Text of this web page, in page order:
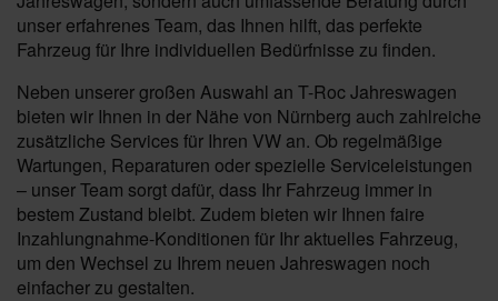
unser erfahrenes Team, das Ihnen hilft, das perfekte
Fahrzeug für Ihre individuellen Bedürfnisse zu finden.
Neben unserer großen Auswahl an T-Roc Jahreswagen
bieten wir Ihnen in der Nähe von Nürnberg auch zahlreiche
zusätzliche Services für Ihren VW an. Ob regelmäßige
Wartungen, Reparaturen oder spezielle Serviceleistungen
– unser Team sorgt dafür, dass Ihr Fahrzeug immer in
bestem Zustand bleibt. Zudem bieten wir Ihnen faire
Inzahlungnahme-Konditionen für Ihr aktuelles Fahrzeug,
um den Wechsel zu Ihrem neuen Jahreswagen noch
einfacher zu gestalten.